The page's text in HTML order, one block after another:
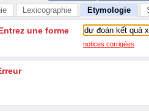
Lexicographie Etymologie
une forme
notices corrigées